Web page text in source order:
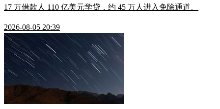
17 万借款人 110 亿美元学贷，约 45 万人进入免除通道。
2026-08-05 20:39